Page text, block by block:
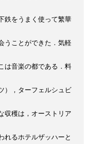
鉄をうまく使って繁華
うことができた．気軽
は音楽の都である．料
），ターフェルシュビ
収穫は，オーストリア
れるホテルザッハーと